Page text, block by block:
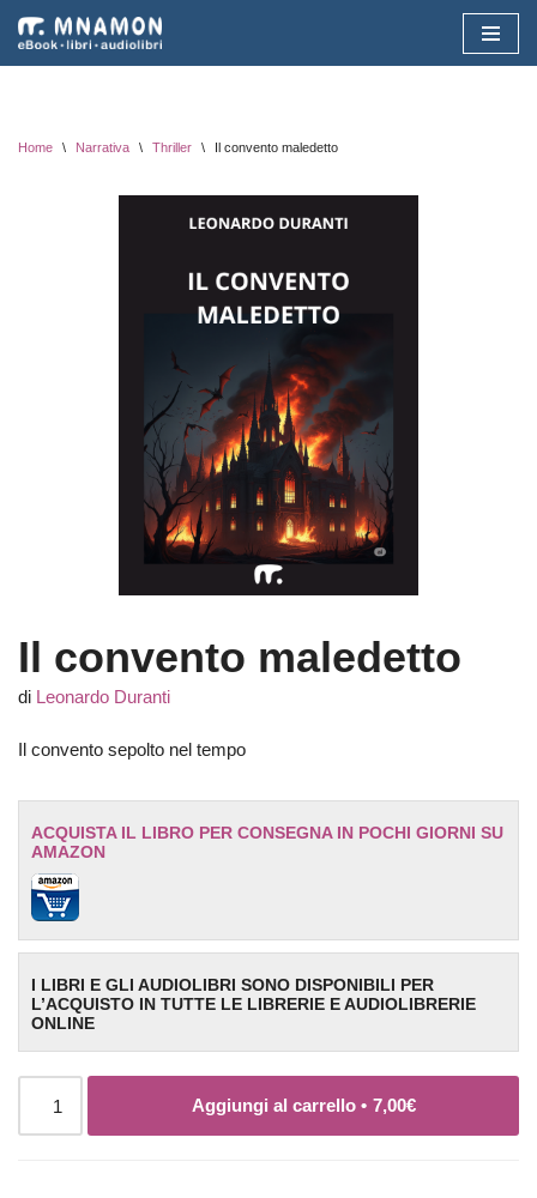
Vai
Home \ Narrativa \ Thriller \ Il convento maledetto
Il convento maledetto
di Leonardo Duranti
Il convento sepolto nel tempo
ACQUISTA IL LIBRO PER CONSEGNA IN POCHI GIORNI SU
AMAZON
I LIBRI E GLI AUDIOLIBRI SONO DISPONIBILI PER
L’ACQUISTO IN TUTTE LE LIBRERIE E AUDIOLIBRERIE
ONLINE
Aggiungi al carrello • 7,00€